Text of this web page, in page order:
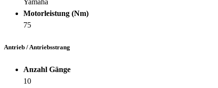
Motorleistung (Nm)
75
Antrieb / Antriebsstrang
Anzahl Gänge
10